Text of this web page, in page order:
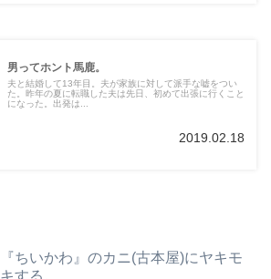
男ってホント馬鹿。
夫と結婚して13年目。夫が家族に対して派手な嘘をつい
た。昨年の夏に転職した夫は先日、初めて出張に行くこと
になった。出発は...
2019.02.18
『ちいかわ』のカニ(古本屋)にヤキモ